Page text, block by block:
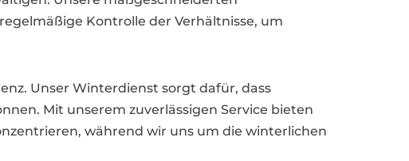
Kontrolle der Verhältnisse, um
Unser Winterdienst sorgt dafür, dass
Mit unserem zuverlässigen Service bieten
während wir uns um die winterlichen